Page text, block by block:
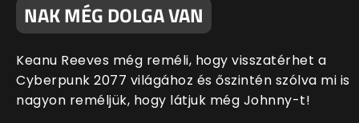
NAK MÉG DOLGA VAN
Keanu Reeves még reméli, hogy visszatérhet a
Cyberpunk 2077 világához és őszintén szólva mi is
nagyon reméljük, hogy látjuk még Johnny-t!